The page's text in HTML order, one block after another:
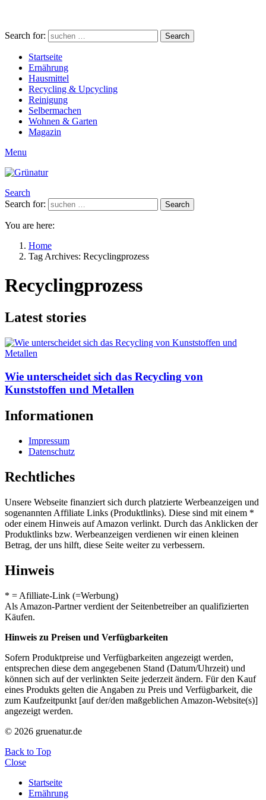
Search for: Search
Startseite
Ernährung
Hausmittel
Recycling & Upcycling
Reinigung
Selbermachen
Wohnen & Garten
Magazin
Menu
Search
Search for:
Search
You are here:
Home
Tag Archives: Recyclingprozess
Recyclingprozess
Latest stories
Wie unterscheidet sich das Recycling von
Kunststoffen und Metallen
Informationen
Impressum
Datenschutz
Rechtliches
Unsere Webseite finanziert sich durch platzierte Werbeanzeigen und
sogenannten Affiliate Links (Produktlinks). Diese sind mit einem *
oder einem Hinweis auf Amazon verlinkt. Durch das Anklicken der
Produktlinks bzw. Werbeanzeigen verdienen wir einen kleinen
Betrag, der uns hilft, diese Seite weiter zu verbessern.
Hinweis
* = Afilliate-Link (=Werbung)
Als Amazon-Partner verdient der Seitenbetreiber an qualifizierten
Käufen.
Hinweis zu Preisen und Verfügbarkeiten
Sofern Produktpreise und Verfügbarkeiten angezeigt werden,
entsprechen diese dem angegebenen Stand (Datum/Uhrzeit) und
können sich auf der verlinkten Seite jederzeit ändern. Für den Kauf
eines Produkts gelten die Angaben zu Preis und Verfügbarkeit, die
zum Kaufzeitpunkt [auf der/den maßgeblichen Amazon-Website(s)]
angezeigt werden.
© 2026 gruenatur.de
Back to Top
Close
Startseite
Ernährung